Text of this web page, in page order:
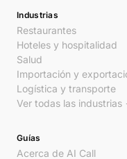
Industrias
Restaurantes
Hoteles y hospitalidad
Salud
Importación y
Logística y transporte
Ver todas las industrias
Guías
Acerca de AI Call